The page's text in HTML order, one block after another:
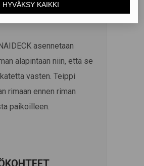
esimerkiksi sivuun
asennetaan
alapintaan niin, että se
vasten. Teippi
rimaan ennen riman
paikoilleen.